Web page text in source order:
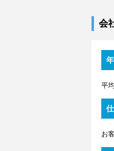
会
平
お